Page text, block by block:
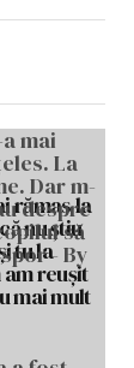
rămas la
nu știu
tu la
reușit
mai mult